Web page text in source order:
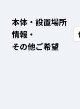
本体・設置場所
情報・
その他ご希望